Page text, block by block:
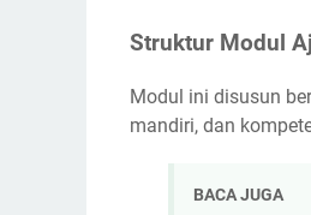
Struktur Modul
Modul ini disusun
mandiri, dan
BACA JUGA